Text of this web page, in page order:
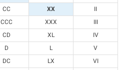
CC XX
II
CCC XXX
III
CD XL
IV
D L
V
DC LX
VI